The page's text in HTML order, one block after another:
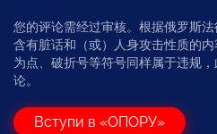
您的评论需经过审核。根据俄罗斯
含有脏话和（或）人身攻击性质的
为点、破折号等符号同样属于违规
论。
Вступи в «ОПОРУ»